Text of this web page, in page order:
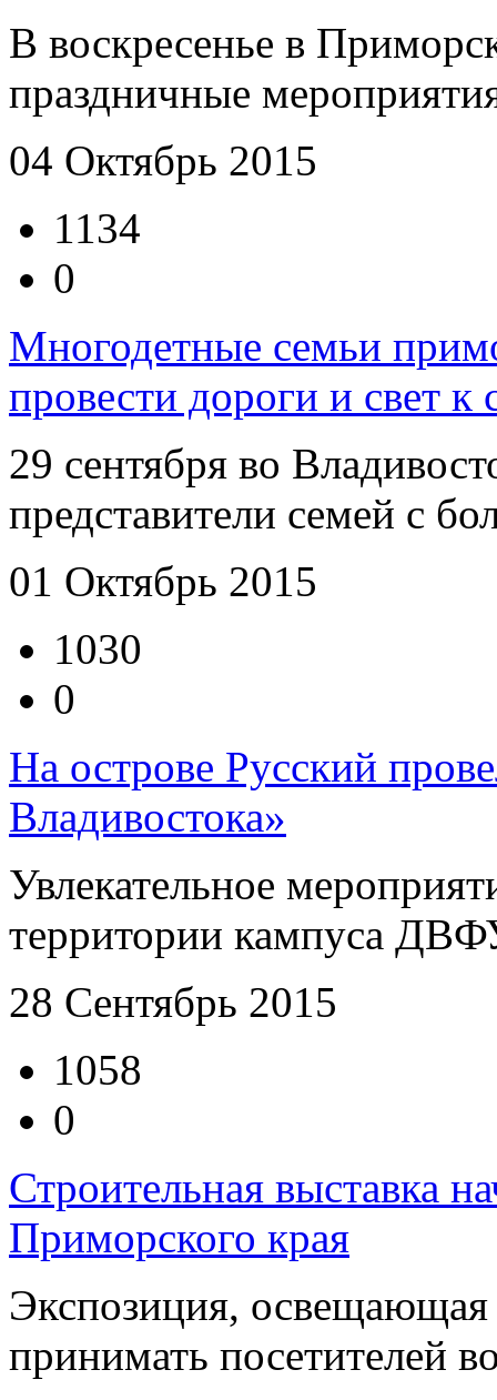
В воскресенье в
праздничные
04 Октябрь 2015
1134
0
Многодетные семьи
провести дороги и свет к
29 сентября во
представители семей с
01 Октябрь 2015
1030
0
На острове Русский
Владивостока»
Увлекательное
территории кампуса
28 Сентябрь 2015
1058
0
Строительная выставка
Приморского края
Экспозиция, освещающая
принимать посетителей